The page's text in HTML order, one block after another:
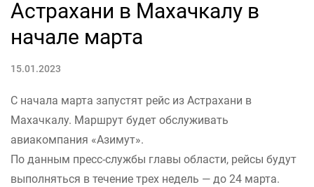
Астрахани в Махачкалу в
начале марта
15.01.2023
С начала марта запустят рейс из Астрахани в
Махачкалу. Маршрут будет обслуживать
авиакомпания «Азимут».
По данным пресс-службы главы области, рейсы будут
выполняться в течение трех недель — до 24 марта.